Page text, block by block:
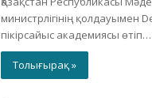
министрлігінің қолдауымен
пікірсайыс академиясы өтіп…
Толығырақ »